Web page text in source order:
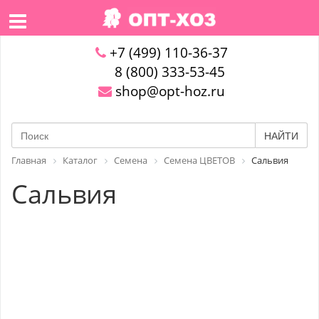
+7 (499) 110-36-37
8 (800) 333-53-45
shop@opt-hoz.ru
НАЙТИ
Главная Каталог Семена Семена ЦВЕТОВ Сальвия
Сальвия